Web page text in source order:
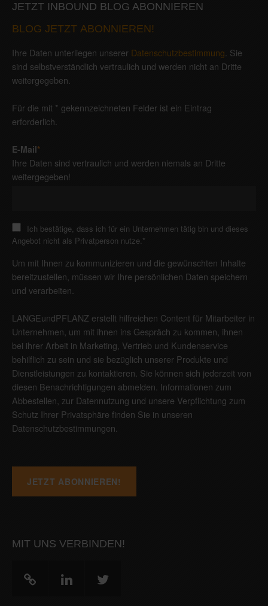
JETZT INBOUND BLOG ABONNIEREN
BLOG JETZT ABONNIEREN!
Ihre Daten unterliegen unserer Datenschutzbestimmung . Sie
sind selbstverständlich vertraulich und werden nicht an Dritte
weitergegeben.
Für die mit * gekennzeichneten Felder ist ein Eintrag
erforderlich.
E-Mail*
Ihre Daten sind vertraulich und werden niemals an Dritte
weitergegeben!
Ich bestätige, dass ich für ein Unternehmen tätig bin und dieses
Angebot nicht als Privatperson nutze.*
Um mit Ihnen zu kommunizieren und die gewünschten Inhalte
bereitzustellen, müssen wir Ihre persönlichen Daten speichern
und verarbeiten.
LANGEundPFLANZ erstellt hilfreichen Content für Mitarbeiter in
Unternehmen, um mit ihnen ins Gespräch zu kommen, ihnen
bei ihrer Arbeit in Marketing, Vertrieb und Kundenservice
behilflich zu sein und sie bezüglich unserer Produkte und
Dienstleistungen zu kontaktieren. Sie können sich jederzeit von
diesen Benachrichtigungen abmelden. Informationen zum
Abbestellen, zur Datennutzung und unsere Verpflichtung zum
Schutz Ihrer Privatsphäre finden Sie in unseren
Datenschutzbestimmungen
MIT UNS VERBINDEN!